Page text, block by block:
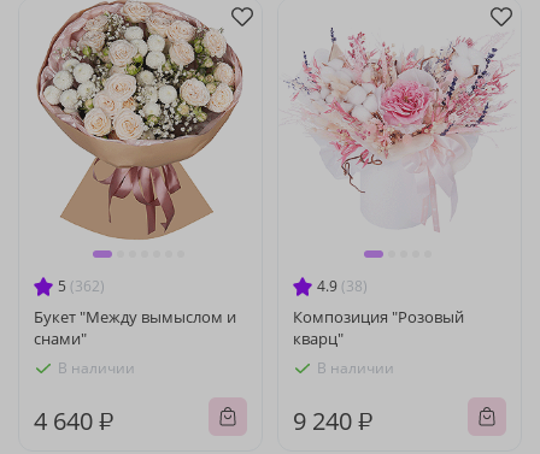
5 (362)
Букет "Между вымыслом и
снами"
В наличии
4 640 ₽
4.9 (38)
Композиция "Розовый
кварц"
В наличии
9 240 ₽